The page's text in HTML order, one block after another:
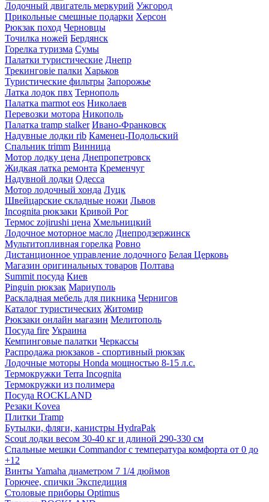
Лодочный двигатель меркурий Ужгород
Прикольные смешные подарки Херсон
Рюкзак поход Черновцы
Точилка ножей Бердянск
Горелка туризма Сумы
Палатки туристические Днепр
Трекинговіе палки Харьков
Туристические фильтры Запорожье
Латка лодок пвх Тернополь
Палатка marmot eos Николаев
Перевозки мотора Никополь
Палатка tramp stalker Ивано-Франковск
Надувные лодки rib Каменец-Подольский
Спальник trimm Винница
Мотор лодку цена Днепропетровск
Жидкая латка ремонта Кременчуг
Надувной лодки Одесса
Мотор лодочный хонда Луцк
Швейцарские складные ножи Львов
Incognita рюкзаки Кривой Рог
Термос zojirushi цена Хмельницкий
Лодочное моторное масло Днепродзержинск
Мультитопливная горелка Ровно
Дистанционное управление лодочного Белая Церковь
Магазин оригинальных товаров Полтава
Summit посуда Киев
Pinguin рюкзак Мариуполь
Раскладная мебель для пикника Чернигов
Каталог туристических Житомир
Рюкзаки онлайн магазин Мелитополь
Посуда fire Украина
Кемпинговые палатки Черкассы
Распродажа рюкзаков - спортивный рюкзак
Лодочные моторы Honda мощностью 8-15 л.с.
Термокружки Terra Incognita
Термокружки из полимера
Посуда ROCKLAND
Резаки Kovea
Плитки Tramp
Бутылки, фляги, канистры HydraPak
Scout лодки весом 30-40 кг и длиной 290-330 см
Спальные мешки Commandor с температура комфорта от 0 до
+12
Винты Yamaha диаметром 7 1/4 дюймов
Горючее, спички Экспедиция
Столовые приборы Optimus